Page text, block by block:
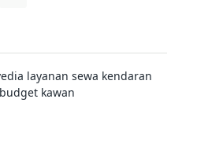
layanan sewa kendaran
kawan